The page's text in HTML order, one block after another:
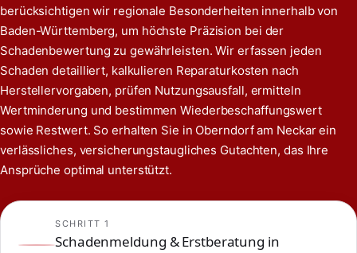
berücksichtigen wir regionale Besonderheiten innerhalb von
Baden-Württemberg, um höchste Präzision bei der
Schadenbewertung zu gewährleisten. Wir erfassen jeden
Schaden detailliert, kalkulieren Reparaturkosten nach
Herstellervorgaben, prüfen Nutzungsausfall, ermitteln
Wertminderung und bestimmen Wiederbeschaffungswert
sowie Restwert. So erhalten Sie in Oberndorf am Neckar ein
verlässliches, versicherungstaugliches Gutachten, das Ihre
Ansprüche optimal unterstützt.
SCHRITT 1
Schadenmeldung & Erstberatung in